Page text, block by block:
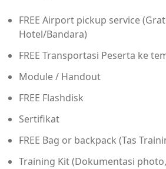
FREE Airport pickup service
Hotel/Bandara)
FREE Transportasi Peserta ke
Module / Handout
FREE Flashdisk
Sertifikat
FREE Bag or backpack (Tas
Training Kit (Dokumentasi